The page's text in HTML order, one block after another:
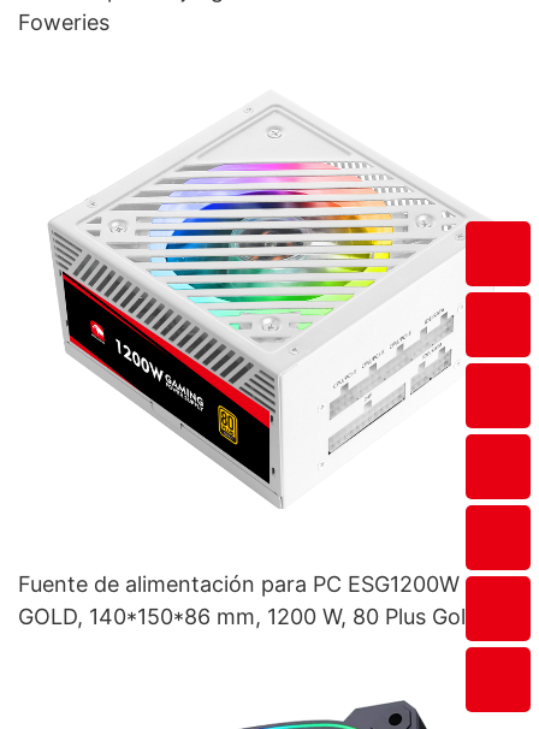
Foweries
Fuente de alimentación para PC ESG1200W
GOLD, 140*150*86 mm, 1200 W, 80 Plus Gold,